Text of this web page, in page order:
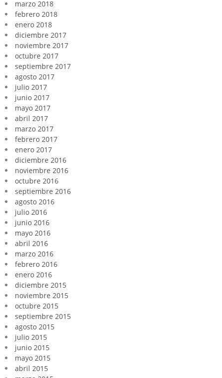
marzo 2018
febrero 2018
enero 2018
diciembre 2017
noviembre 2017
octubre 2017
septiembre 2017
agosto 2017
julio 2017
junio 2017
mayo 2017
abril 2017
marzo 2017
febrero 2017
enero 2017
diciembre 2016
noviembre 2016
octubre 2016
septiembre 2016
agosto 2016
julio 2016
junio 2016
mayo 2016
abril 2016
marzo 2016
febrero 2016
enero 2016
diciembre 2015
noviembre 2015
octubre 2015
septiembre 2015
agosto 2015
julio 2015
junio 2015
mayo 2015
abril 2015